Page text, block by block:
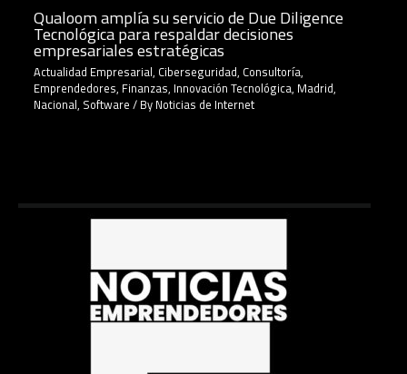
Qualoom amplía su servicio de Due Diligence
Tecnológica para respaldar decisiones
empresariales estratégicas
Actualidad Empresarial, Ciberseguridad, Consultoría,
Emprendedores, Finanzas, Innovación Tecnológica, Madrid,
Nacional, Software/ ByNoticias de Internet